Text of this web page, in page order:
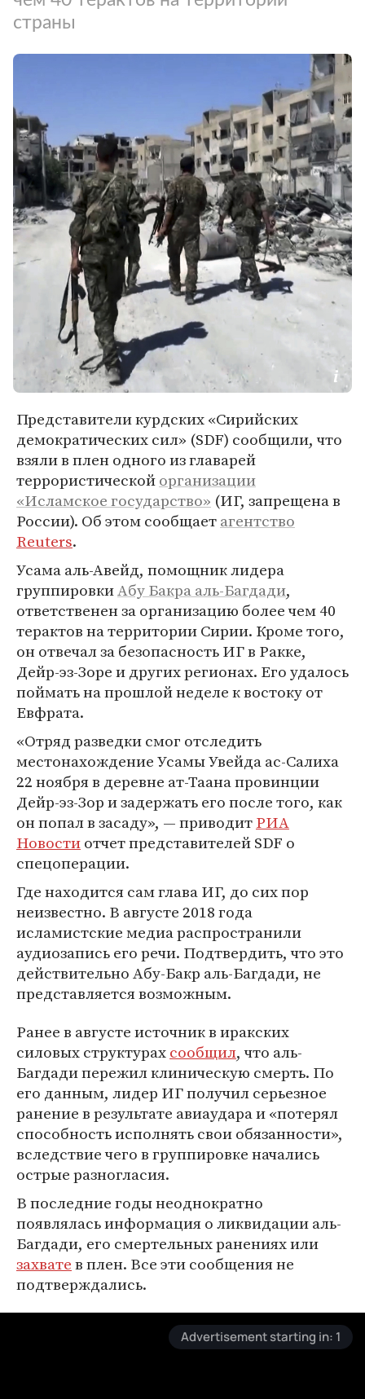
страны
Представители курдских «Сирийских
демократических сил» (SDF) сообщили, что
взяли в плен одного из главарей
террористическойорганизации
«Исламское государство» (ИГ, запрещена в
России). Об этом сообщаетагентство
Reuters.
Усама аль-Авейд, помощник лидера
группировкиАбу Бакра аль-Багдади,
ответственен за организацию более чем 40
терактов на территории Сирии. Кроме того,
он отвечал за безопасность ИГ в Ракке,
Дейр-эз-Зоре и других регионах. Его удалось
поймать на прошлой неделе к востоку от
Евфрата.
«Отряд разведки смог отследить
местонахождение Усамы Увейда ас-Салиха
22 ноября в деревне ат-Таана провинции
Дейр-эз-Зор и задержать его после того, как
он попал в засаду», — приводитРИА
Новостиотчет представителей SDF о
спецоперации.
Где находится сам глава ИГ, до сих пор
неизвестно. В августе 2018 года
исламистские медиа распространили
аудиозапись его речи. Подтвердить, что это
действительно Абу-Бакр аль-Багдади, не
представляется возможным.
Ранее в августе источник в иракских
силовых структурахсообщил, что аль-
Багдади пережил клиническую смерть. По
его данным, лидер ИГ получил серьезное
ранение в результате авиаудара и «потерял
способность исполнять свои обязанности»,
вследствие чего в группировке начались
острые разногласия.
В последние годы неоднократно
появлялась информация о ликвидации аль-
Багдади, его смертельных ранениях или
захватев плен. Все эти сообщения не
подтверждались.